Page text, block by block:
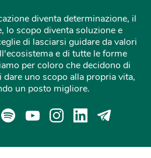
diventa determinazione, il
lo scopo diventa soluzione e
di lasciarsi guidare da valori
e di tutte le forme
per coloro che decidono di
uno scopo alla propria vita,
un posto migliore.